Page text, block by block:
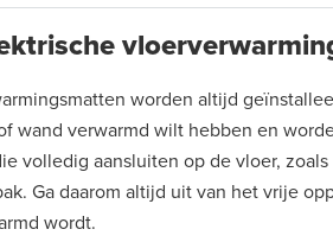
worden altijd
wand verwarmd wilt hebben en
volledig aansluiten op de vloer,
Ga daarom altijd uit van het vrije
wordt.